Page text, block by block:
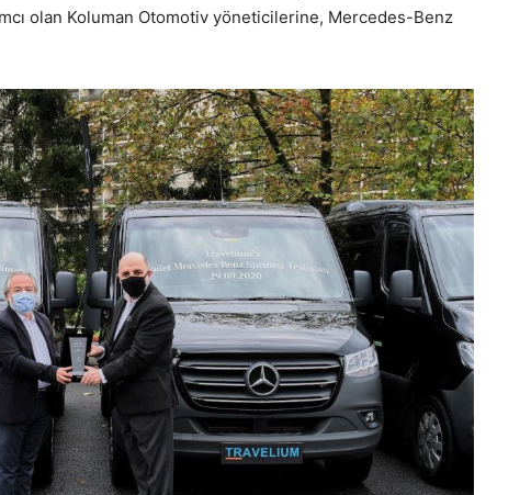
olan Koluman Otomotiv yöneticilerine, Mercedes-Benz